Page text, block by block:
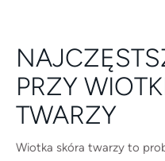
PRZY
TWARZY
Wiotka skóra twarzy to